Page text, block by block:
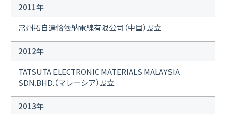
2011年
常州拓自達恰依納電線有限公司（中国）設立
2012年
TATSUTA ELECTRONIC MATERIALS MALAYSIA
SDN.BHD.（マレーシア）設立
2013年